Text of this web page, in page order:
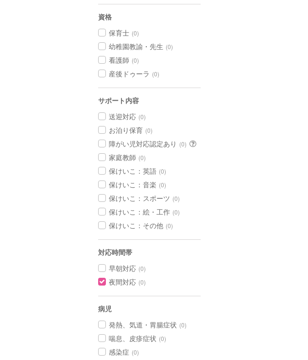
資格
保育士 (0)
幼稚園教諭・先生 (0)
看護師 (0)
産後ドゥーラ (0)
サポート内容
送迎対応 (0)
お泊り保育 (0)
障がい児対応認定あり (0)
家庭教師 (0)
保けいこ：英語 (0)
保けいこ：音楽 (0)
保けいこ：スポーツ (0)
保けいこ：絵・工作 (0)
保けいこ：その他 (0)
対応時間帯
早朝対応 (0)
夜間対応 (0)
病児
発熱、気道・胃腸症状 (0)
喘息、皮疹症状 (0)
感染症 (0)